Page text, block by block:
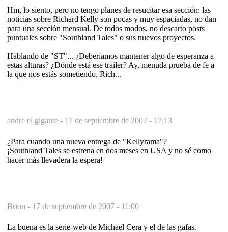
Hm, lo siento, pero no tengo planes de resucitar esa sección: las
noticias sobre Richard Kelly son pocas y muy espaciadas, no dan
para una sección mensual. De todos modos, no descarto posts
puntuales sobre "Southland Tales" o sus nuevos proyectos.
Hablando de "ST"... ¿Deberíamos mantener algo de esperanza a
estas alturas? ¿Dónde está ese trailer? Ay, menuda prueba de fe a
la que nos estás sometiendo, Rich...
andre el gigante - 17 de septiembre de 2007 - 17:13
¿Para cuando una nueva entrega de "Kellyrama"?
¡Southland Tales se estrena en dos meses en USA y no sé como
hacer más llevadera la espera!
Brion - 17 de septiembre de 2007 - 11:00
La buena es la serie-web de Michael Cera y el de las gafas.